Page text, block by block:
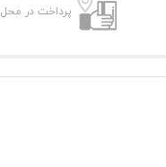
پرداخت در محل